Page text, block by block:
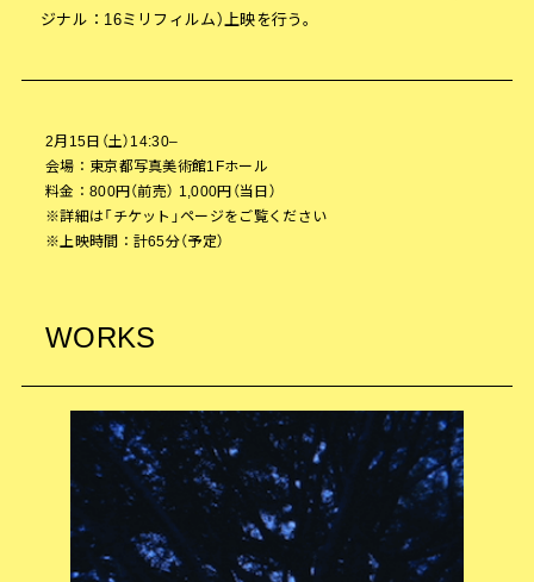
ジナル：16ミリフィルム）上映を行う。
2月15日（土）14:30–
会場：東京都写真美術館1Fホール
料金：800円（前売） 1,000円（当日）
※詳細は「チケット」ページをご覧ください
※上映時間：計65分（予定）
WORKS